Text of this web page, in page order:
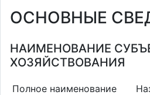
ОСНОВНЫЕ
НАИМЕНОВАНИЕ
ХОЗЯЙСТВОВАНИЯ
Полное наименование